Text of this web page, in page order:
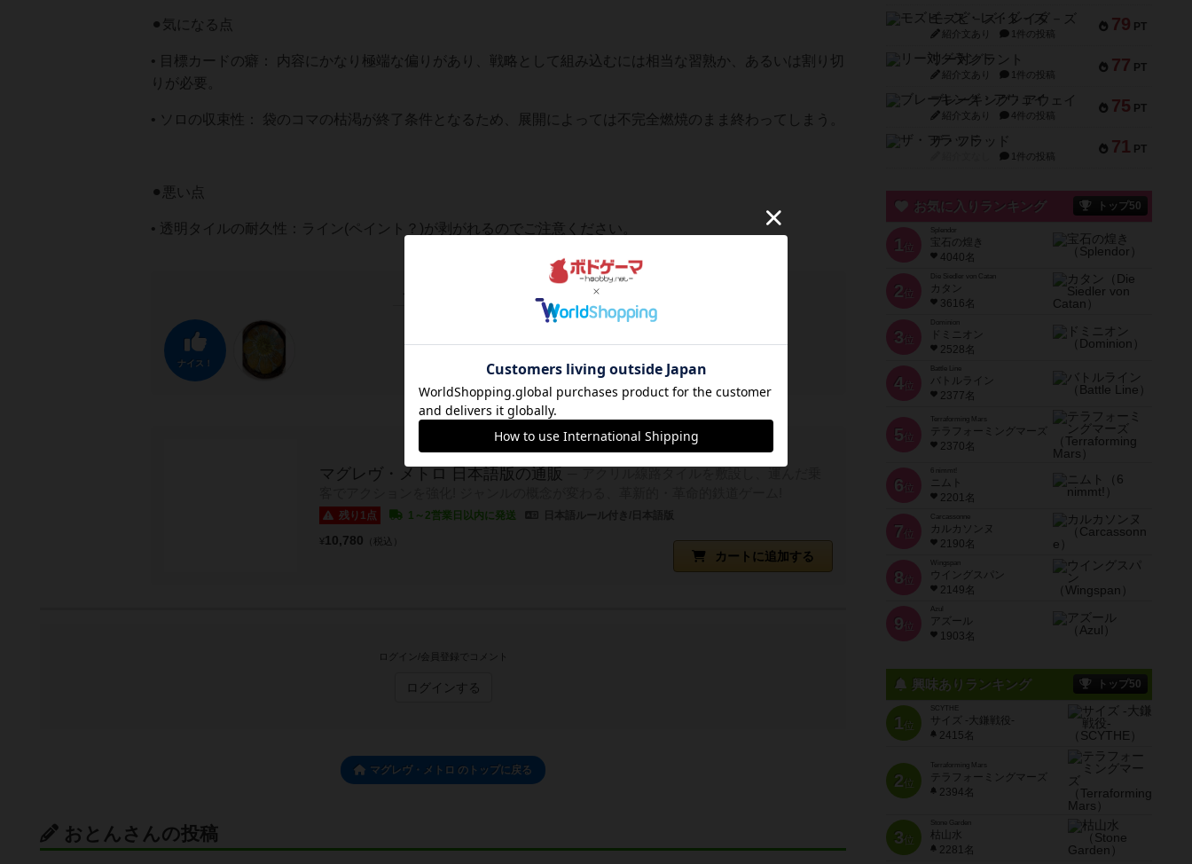
⚫︎気になる点
• 目標カードの癖： 内容にかなり極端な偏りがあり、戦略として組み込むには相当な習熟か、あるいは割り切
りが必要。
• ソロの収束性： 袋のコマの枯渇が終了条件となるため、展開によっては不完全燃焼のまま終わってしまう。
⚫︎悪い点
• 透明タイルの耐久性：ライン(ペイント？)が剥がれるのでご注意ください。
しました
ナイス！
マグレヴ・メトロ 日本語版の通販
残り1点 1～2営業日以内に発送
カートに追加する
¥10,780 （税込）
ログイン/会員登録でコメント
ログインする
マグレヴ・メトロ のトップに戻る
おとんさんの投稿
79 PT
モズビ－ズ・レイダ－ズ
紹介文あり 1件の投稿
77 PT
リー対グラント
紹介文あり 1件の投稿
75 PT
ブレーキング・アウェイ
紹介文あり 4件の投稿
71 PT
ザ・フラッド
1件の投稿
お気に入りランキング トップ50
1 位
宝石の煌き
4040名
2 位
Die Siedler von Catan
カタン
3616名
3 位
ドミニオン
2528名
4位
Battle Line
バトルライン
2377名
5 位
Terraforming Mars
テラフォーミングマーズ
2370名
6 位
ニムト
2201名
7 位
Carcassonne
カルカソンヌ
2190名
8 位
Wingspan
ウイングスパン
2149名
9 位
Azul
アズール
1903名
興味ありランキング トップ50
1位
SCYTHE
サイズ -大鎌戦役-
2415名
2位
Terraforming Mars
テラフォーミングマーズ
2394名
3位
Stone Garden
枯山水
2281名